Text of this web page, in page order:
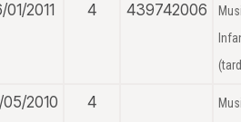
01/2011 4 439742006
2010 4